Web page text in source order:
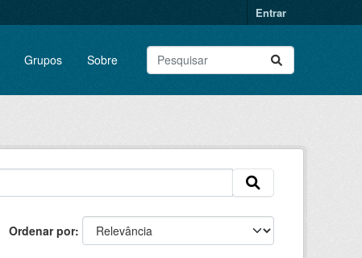
Entrar
Grupos Sobre
Ordenar por